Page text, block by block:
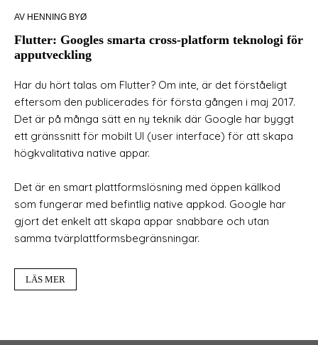
AV HENNING BYØ
Flutter: Googles smarta cross-platform teknologi för
apputveckling
Har du hört talas om Flutter? Om inte, är det förståeligt
eftersom den publicerades för första gången i maj 2017.
Det är på många sätt en ny teknik där Google har byggt
ett gränssnitt för mobilt UI (user interface) för att skapa
högkvalitativa native appar.
Det är en smart plattformslösning med öppen källkod
som fungerar med befintlig native appkod. Google har
gjort det enkelt att skapa appar snabbare och utan
samma tvärplattformsbegränsningar.
LÄS MER